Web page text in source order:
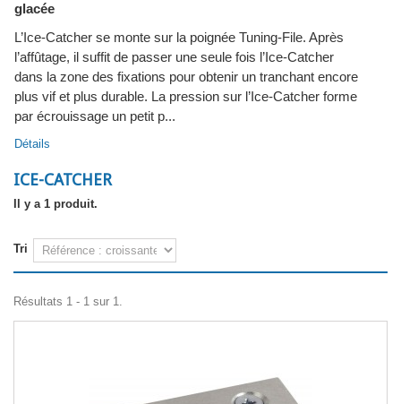
glacée
L’Ice-Catcher se monte sur la poignée Tuning-File. Après
l’affûtage, il suffit de passer une seule fois l’Ice-Catcher
dans la zone des fixations pour obtenir un tranchant encore
plus vif et plus durable. La pression sur l’Ice-Catcher forme
par écrouissage un petit p...
Détails
ICE-CATCHER
Il y a 1 produit.
Tri
Résultats 1 - 1 sur 1.